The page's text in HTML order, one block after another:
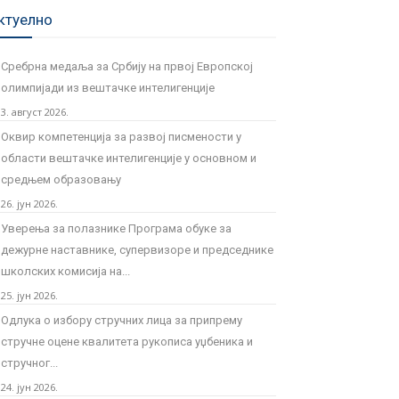
Сребрна медаља за Србију на првој Европској
олимпијади из вештачке интелигенције
3. август 2026.
Оквир компетенција за развој писмености у
области вештачке интелигенције у основном и
средњем образовању
26. јун 2026.
Уверења за полазнике Програмa обуке за
дежурне наставнике, супервизоре и председнике
школских комисија на...
25. јун 2026.
Одлука о избору стручних лица за припрему
стручне оцене квалитета рукописа уџбеника и
стручног...
24. јун 2026.